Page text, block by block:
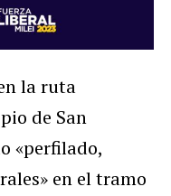
la ruta
de San
«perfilado,
en el tramo